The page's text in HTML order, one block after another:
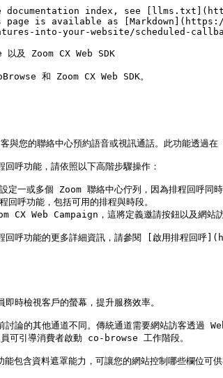
documentation index, see
page is available as
into-your-website/scheduled-
以及 Zoom CX Web SDK
和 Zoom CX Web SDK。
與您的聯絡中心預約語音或視訊通話。此功能透
呼功能，請依照以下高階步驟操作：
一或多個 Zoom 聯絡中心佇列，因為排程回呼同時
呼功能，包括可用的排程與時段。
CX Web Campaign，這將定義邀請按鈕以及網站訪
回呼功能的更多詳細資訊，請參閱 [啟用排
時檢視客戶的螢幕，提升服務效率。
論的其他通道不同。傳統通道需要網站訪客透過
員可引導消費者啟動 co-browse 工作階段。
包含資料遮罩能力，可讓您的網站控制哪些欄位可